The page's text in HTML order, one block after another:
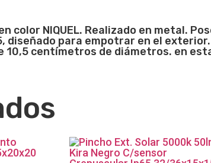
color NIQUEL. Realizado en metal.
diseñado para empotrar en el
10,5 centímetros de diámetros. en